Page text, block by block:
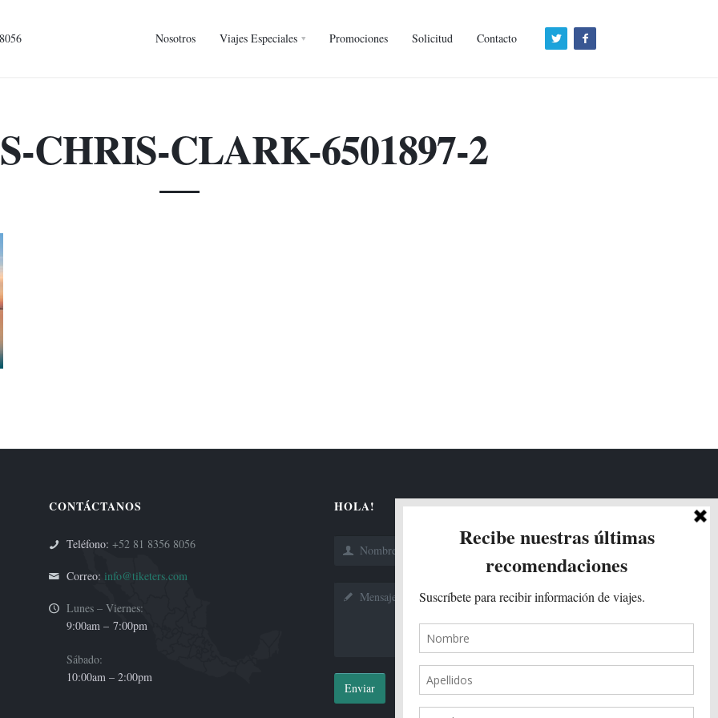
Nosotros Viajes Especiales Promociones Solicitud Contacto
CHRIS-CLARK-6501897-2
CONTÁCTANOS
Teléfono: +52 81 8356 8056
Correo: info@tiketers.com
Lunes – Viernes:
9:00am –7:00pm
Sábado:
10:00am – 2:00pm
HOLA!
Enviar